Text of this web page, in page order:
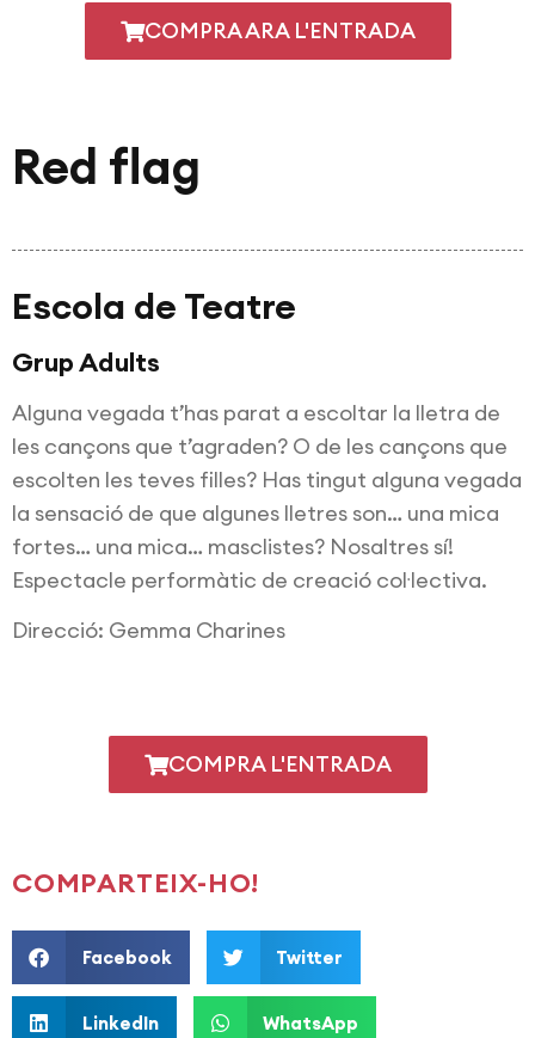
COMPRA ARA L'ENTRADA
Red flag
Escola de Teatre
Grup Adults
Alguna vegada t’has parat a escoltar la lletra de
les cançons que t’agraden? O de les cançons que
escolten les teves filles? Has tingut alguna vegada
la sensació de que algunes lletres son… una mica
fortes… una mica… masclistes? Nosaltres sí!
Espectacle performàtic de creació col·lectiva.
Direcció: Gemma Charines
COMPRA L'ENTRADA
COMPARTEIX-HO!
Facebook Twitter
LinkedIn WhatsApp